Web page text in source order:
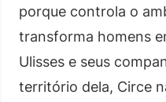
porque controla o
transforma homens
Ulisses e seus
território dela, Circe